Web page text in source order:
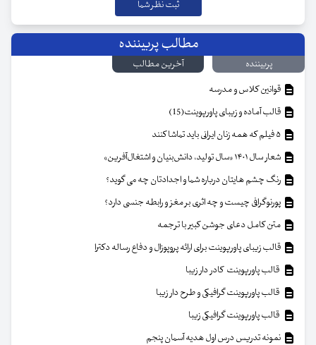
مطالب پربیننده
پربیننده
آخرین مطالب
قوانین کلاس و مدرسه
قالب آماده و زیبای پاورپوینت(15)
شعار سال ۱۴۰۱ «سال تولید، دانش‌بنیان و اشتغال‌آفرین»
رنگ چشم هایتان درباره شما و اجدادتان چه می گوید؟
پورنوگرافی چیست و چه اثری بر مغز و رابطه جنسی دارد؟
متن کامل دعای جوشن کبیر با ترجمه
قالب زیبای پاورپوینت برای ارائه پروپوزال و دفاع رساله دکترا
قالب پاورپوینت کادر دار زیبا
قالب پاورپوینت گرافیکی و طرح دار زیبا
قالب پاورپوینت گرافیکی زیبا
نمونه تدریس درس اول هدیه آسمان پنجم